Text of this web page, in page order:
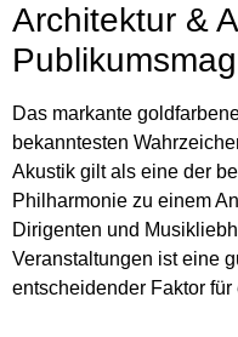
Architektur &
Das markante
bekanntesten
Akustik gilt als eine der
Philharmonie zu einem
Dirigenten und
Veranstaltungen ist eine
entscheidender Faktor